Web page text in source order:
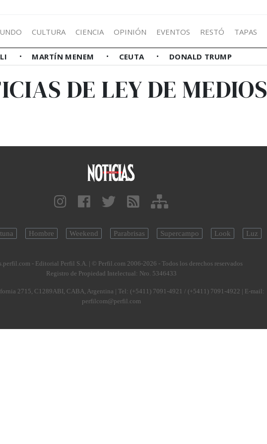
CULTURA CIENCIA OPINIÓN EVENTOS RESTÓ TAPAS
MARTÍN MENEM CEUTA DONALD TRUMP
DE LEY DE MEDIOS
Hombre Weekend Parabrisas Supercampo Look Luz
- Editorial Perfil S.A. | © Perfil.com 2006-2026 - Todos los derechos reservados
Registro de Propiedad Intelectual: Nro. 5346433
2715, C1289ABI, CABA, Argentina | Tel: (+5411) 7091-4921 / (+5411) 7091-4922 | E-mail:
perfilcom@perfil.com